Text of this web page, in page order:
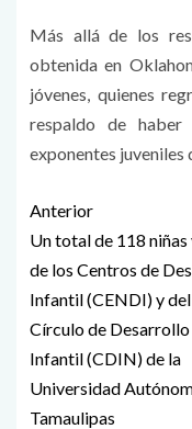
Más allá de los
obtenida en
jóvenes, quienes
respaldo de
exponentes juveniles
Anterior
Un total de 118 niñas
de los Centros de
Infantil (CENDI) y del
Círculo de Desarrollo
Infantil (CDIN) de la
Universidad
Tamaulipas